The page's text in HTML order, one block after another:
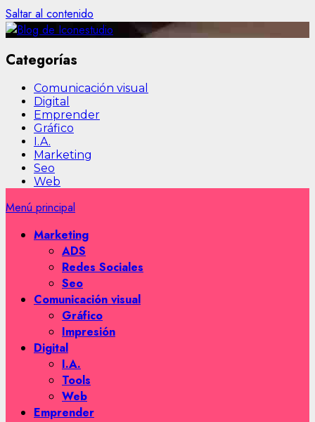
Saltar al contenido
Categorías
Comunicación visual
Digital
Emprender
Gráfico
I.A.
Marketing
Seo
Web
Menú principal
Marketing
ADS
Redes Sociales
Seo
Comunicación visual
Gráfico
Impresión
Digital
I.A.
Tools
Web
Emprender